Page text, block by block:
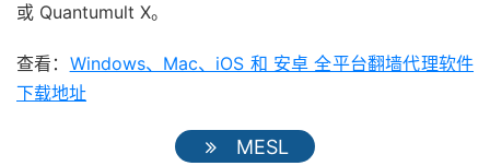
或 Quantumult X。
查看： Windows、Mac、iOS 和 安卓 全平台翻墙代理软件
下载地址
MESL